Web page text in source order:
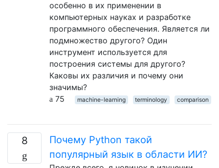
особенно в их применении в
компьютерных науках и разработке
программного обеспечения. Является ли
подмножество другого? Один
инструмент используется для
построения системы для другого?
Каковы их различия и почему они
значимы?
75
machine-learning terminology comparison
8
Почему Python такой
популярный язык в области ИИ?